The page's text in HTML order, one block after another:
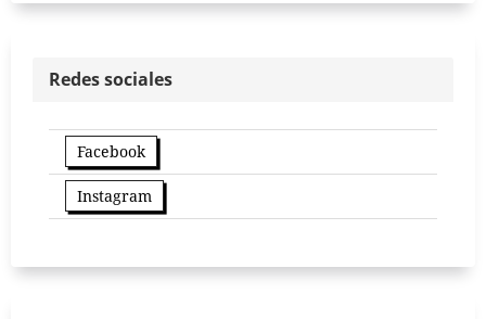
Redes sociales
Facebook
Instagram